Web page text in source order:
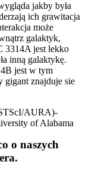
jakby była
ich grawitacja
może
galaktyk,
3314A jest lekko
inną galaktykę.
jest w tym
gigant znajduje sie
AURA)-
of Alabama
o naszych